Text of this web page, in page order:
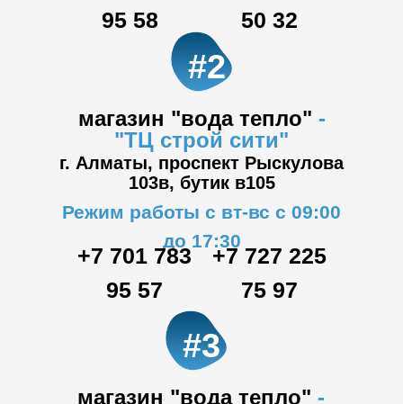
магазин "вода тепло" -
"ТЦ строй сити"
г. Алматы, проспект Рыскулова
103в, бутик в105
Режим работы с вт-вс с 09:00
до 17:30
магазин "вода тепло" -
#3
95 58
+7 701 783
95 57
+7 727 225
75 97
#2
50 32